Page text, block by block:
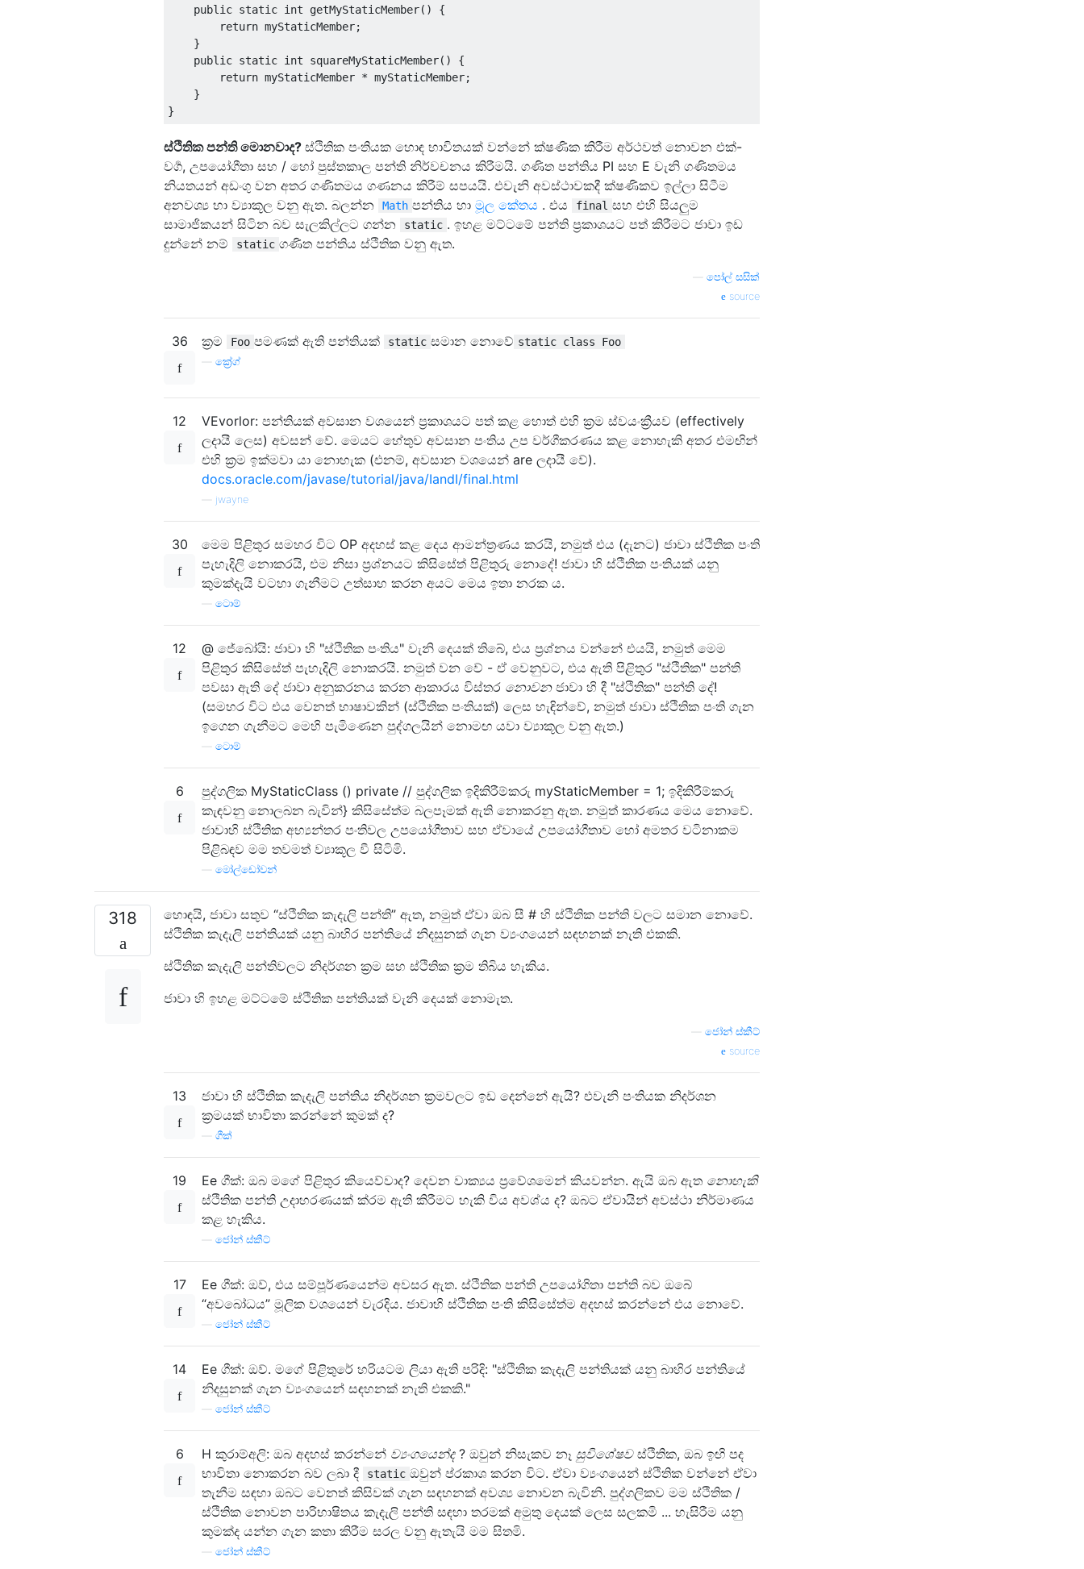
public static int getMyStaticMember()
{
return myStaticMember;
}
public static int squareMyStaticMember()
{
return myStaticMember * myStaticMember;
}
}
ස්ථිතික පන්ති මොනවාද? ස්ථිතික පංතියක හොඳ භාවිතයක් වන්නේ ක්ෂණික කිරීම අර්ථවත් නොවන එක්-
වර්‍ග, උපයෝගීතා සහ / හෝ පුස්තකාල පන්ති නිර්වචනය කිරීමයි. ගණිත පන්තිය PI සහ E වැනි ගණිතමය
නියතයන් අඩංගු වන අතර ගණිතමය ගණනය කිරීම් සපයයි. එවැනි අවස්ථාවකදී ක්ෂණිකව ඉල්ලා සිටීම
අනවශ්‍ය හා ව්‍යාකූල වනු ඇත. බලන්න
Math පන්තිය හා මූල කේතය . එය final සහ එහි සියලුම
සාමාජිකයන් සිටින බව සැලකිල්ලට ගන්න
static . ඉහළ මට්ටමේ පන්ති ප්‍රකාශයට පත් කිරීමට ජාවා ඉඩ
දුන්නේ නම්
static ගණිත පන්තිය ස්ථිතික වනු ඇත.
පෝල් සසික්
source
36 ක්‍රම Foo පමණක් ඇති පන්තියක් static සමාන නොවේ static class Foo
ක්‍රේග්
12
VEvorlor: පන්තියක් අවසාන වශයෙන් ප්‍රකාශයට පත් කළ හොත් එහි ක්‍රම ස්වයංක්‍රීයව (effectively
ලදායී ලෙස) අවසන් වේ. මෙයට හේතුව අවසාන පංතිය උප වර්ගීකරණය කළ නොහැකි අතර එමඟින්
එහි ක්‍රම ඉක්මවා යා නොහැක (එනම්, අවසාන වශයෙන් are ලදායී වේ).
docs.oracle.com/javase/tutorial/java/IandI/final.html
jwayne
30
මෙම පිළිතුර සමහර විට OP අදහස් කළ දෙය ආමන්ත්‍රණය කරයි, නමුත් එය (දැනට) ජාවා ස්ථිතික පංති
පැහැදිලි නොකරයි, එම නිසා ප්‍රශ්නයට කිසිසේත් පිළිතුරු නොදේ! ජාවා හි ස්ථිතික පංතියක් යනු
කුමක්දැයි වටහා ගැනීමට උත්සාහ කරන අයට මෙය ඉතා නරක ය.
ටොම්
12
@ ජේබෝයි: ජාවා හි "ස්ථිතික පංතිය" වැනි දෙයක් තිබේ, එය ප්‍රශ්නය වන්නේ එයයි, නමුත් මෙම
පිළිතුර කිසිසේත් පැහැදිලි නොකරයි. නමුත් වන වේ - ඒ වෙනුවට, එය ඇති පිළිතුර "ස්ථිතික" පන්ති
පවසා ඇති දේ ජාවා අනුකරනය කරන ආකාරය විස්තර නොවනජාවා හි දී "ස්ථිතික" පන්ති දේ!
(සමහර විට එය වෙනත් භාෂාවකින් (ස්ථිතික පංතියක්) ලෙස හැඳින්වේ, නමුත් ජාවා ස්ථිතික පංති ගැන
ඉගෙන ගැනීමට මෙහි පැමිණෙන පුද්ගලයින් නොමඟ යවා ව්‍යාකූල වනු ඇත.)
ටොම්
6
පුද්ගලික MyStaticClass () private // පුද්ගලික ඉදිකිරීම්කරු myStaticMember = 1; ඉදිකිරීම්කරු
කැඳවනු නොලබන බැවින්} කිසිසේත්ම බලපෑමක් ඇති නොකරනු ඇත. නමුත් කාරණය මෙය නොවේ.
ජාවාහි ස්ථිතික අභ්‍යන්තර පංතිවල උපයෝගීතාව සහ ඒවායේ උපයෝගීතාව හෝ අමතර වටිනාකම
පිළිබඳව මම තවමත් ව්‍යාකූල වී සිටිමි.
මෝල්ඩෝවන්
318
හොඳයි, ජාවා සතුව “ස්ථිතික කැදැලි පන්ති” ඇත, නමුත් ඒවා ඔබ සී # හි ස්ථිතික පන්ති වලට සමාන නොවේ.
ස්ථිතික කැදැලි පන්තියක් යනු බාහිර පන්තියේ නිදසුනක් ගැන ව්‍යංගයෙන් සඳහනක් නැති එකකි.
ස්ථිතික කැදැලි පන්තිවලට නිදර්ශන ක්‍රම සහ ස්ථිතික ක්‍රම තිබිය හැකිය.
ජාවා හි ඉහළ මට්ටමේ ස්ථිතික පන්තියක් වැනි දෙයක් නොමැත.
ජෝන් ස්කීට්
source
13
ජාවා හි ස්ථිතික කැදැලි පන්තිය නිදර්ශන ක්‍රමවලට ඉඩ දෙන්නේ ඇයි? එවැනි පංතියක නිදර්ශන
ක්‍රමයක් භාවිතා කරන්නේ කුමක් ද?
ගීක්
19 Ee ගීක්: ඔබ මගේ පිළිතුර කියෙව්වාද? දෙවන වාක්‍යය ප්‍රවේශමෙන් කියවන්න. ඇයි ඔබ ඇත නොහැකි
ස්ථිතික පන්ති උදාහරණයක් ක්රම ඇති කිරීමට හැකි විය අවශ්ය ද? ඔබට ඒවායින් අවස්ථා නිර්මාණය
කළ හැකිය.
ජෝන් ස්කීට්
17
Ee ගීක්: ඔව්, එය සම්පූර්ණයෙන්ම අවසර ඇත. ස්ථිතික පන්ති උපයෝගිතා පන්ති බව ඔබේ
“අවබෝධය” මූලික වශයෙන් වැරදිය. ජාවාහි ස්ථිතික පංති කිසිසේත්ම අදහස් කරන්නේ එය නොවේ.
ජෝන් ස්කීට්
14
Ee ගීක්: ඔව්. මගේ පිළිතුරේ හරියටම ලියා ඇති පරිදි: "ස්ථිතික කැදැලි පන්තියක් යනු බාහිර පන්තියේ
නිදසුනක් ගැන ව්‍යංගයෙන් සඳහනක් නැති එකකි."
ජෝන් ස්කීට්
6 H කුරාම්අලි: ඔබ අදහස් කරන්නේ ව්‍යංගයෙන්ද? ඔවුන් නිසැකව නෑ සුවිශේෂවස්ථිතික, ඔබ ඉඟි පද
භාවිතා නොකරන බව ලබා දී
static ඔවුන් ප්රකාශ කරන විට. ඒවා ව්‍යංගයෙන් ස්ථිතික වන්නේ ඒවා
තැනීම සඳහා ඔබට වෙනත් කිසිවක් ගැන සඳහනක් අවශ්‍ය නොවන බැවිනි. පුද්ගලිකව මම ස්ථිතික /
ස්ථිතික නොවන පාරිභාෂිතය කැදැලි පන්ති සඳහා තරමක් අමුතු දෙයක් ලෙස සලකමි ... හැසිරීම යනු
කුමක්ද යන්න ගැන කතා කිරීම සරල වනු ඇතැයි මම සිතමි.
ජෝන් ස්කීට්